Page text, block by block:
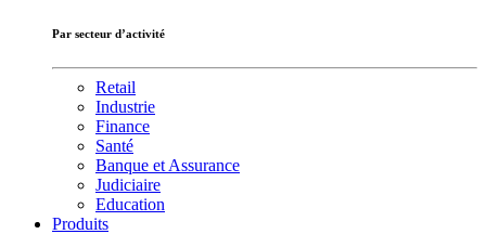
Par secteur d’activité
Retail
Industrie
Finance
Santé
Banque et Assurance
Judiciaire
Education
Produits